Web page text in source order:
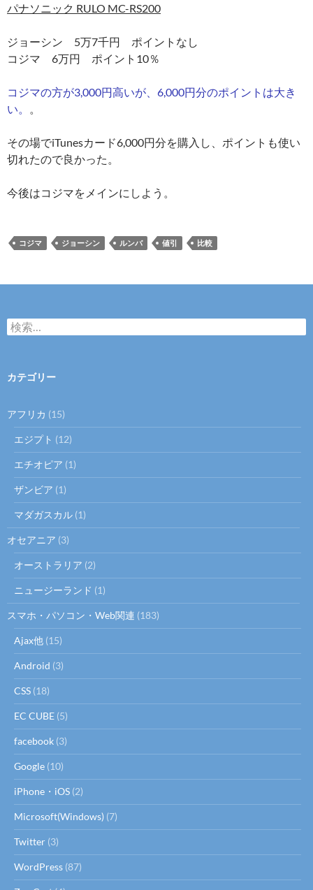
パナソニック RULO MC-RS200
ジョーシン 5万7千円 ポイントなし
コジマ 6万円 ポイント10％
コジマの方が3,000円高いが、6,000円分のポイントは大き
い。
。
その場でiTunesカード6,000円分を購入し、ポイントも使い
切れたので良かった。
今後はコジマをメインにしよう。
コジマ ジョーシン ルンバ 値引 比較
検
索:
カテゴリー
アフリカ (15)
エジプト (12)
エチオピア (1)
ザンビア (1)
マダガスカル (1)
オセアニア (3)
オーストラリア (2)
ニュージーランド (1)
スマホ・パソコン・Web関連 (183)
Ajax他 (15)
Android (3)
CSS (18)
EC CUBE (5)
facebook (3)
Google (10)
iPhone・iOS (2)
Microsoft(Windows) (7)
Twitter (3)
WordPress (87)